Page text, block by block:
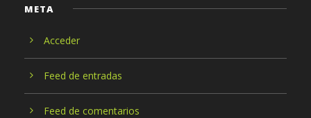
META
Acceder
Feed de entradas
Feed de comentarios